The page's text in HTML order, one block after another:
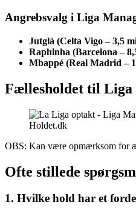
Angrebsvalg i Liga
Jutglà (Celta Vigo – 3,5
Raphinha (Barcelona –
Mbappé (Real Madrid –
Fællesholdet til Liga
Holdet.dk
OBS: Kan være opmærksom for
Ofte stillede
1. Hvilke hold har et